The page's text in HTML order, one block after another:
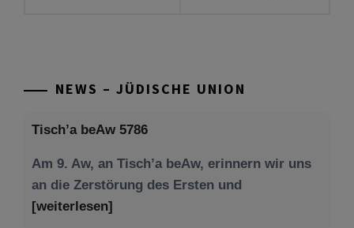
NEWS – JÜDISCHE UNION
Tisch’a beAw 5786
Am 9. Aw, an Tisch’a beAw, erinnern wir uns
an die Zerstörung des Ersten und
[weiterlesen]